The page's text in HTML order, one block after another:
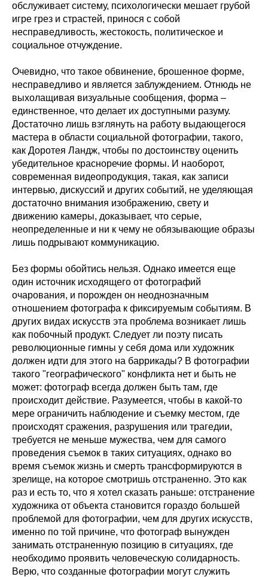
обслуживает систему, психологически мешает грубой
игре грез и страстей, принося с собой
несправедливость, жестокость, политическое и
социальное отчуждение.
Очевидно, что такое обвинение, брошенное форме,
несправедливо и является заблуждением. Отнюдь не
выхолащивая визуальные сообщения, форма –
единственное, что делает их доступными разуму.
Достаточно лишь взглянуть на работу выдающегося
мастера в области социальной фотографии, такого,
как Доротея Ландж, чтобы по достоинству оценить
убедительное красноречие формы. И наоборот,
современная видеопродукция, такая, как записи
интервью, дискуссий и других событий, не уделяющая
достаточно внимания изображению, свету и
движению камеры, доказывает, что серые,
неопределенные и ни к чему не обязывающие образы
лишь подрывают коммуникацию.
Без формы обойтись нельзя. Однако имеется еще
один источник исходящего от фотографий
очарования, и порожден он неоднозначным
отношением фотографа к фиксируемым событиям. В
других видах искусств эта проблема возникает лишь
как побочный продукт. Следует ли поэту писать
революционные гимны у себя дома или художник
должен идти для этого на баррикады? В фотографии
такого "географического" конфликта нет и быть не
может: фотограф всегда должен быть там, где
происходит действие. Разумеется, чтобы в какой-то
мере ограничить наблюдение и съемку местом, где
происходят сражения, разрушения или трагедии,
требуется не меньше мужества, чем для самого
проведения съемок в таких ситуациях, однако во
время съемок жизнь и смерть трансформируются в
зрелище, на которое смотришь отстраненно. Это как
раз и есть то, что я хотел сказать раньше: отстранение
художника от объекта становится гораздо большей
проблемой для фотографии, чем для других искусств,
именно по той причине, что фотограф вынужден
занимать отстраненную позицию в ситуациях, где
необходимо проявить человеческую солидарность.
Верю, что созданные фотографии могут служить